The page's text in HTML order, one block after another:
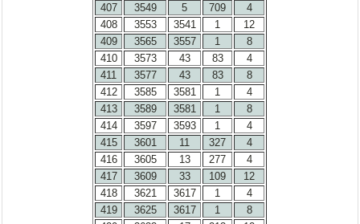
407
3549 5 709
4
408
3553 3541 1
12
409
3565 3557 1
8
410
3573 43 83
4
411
3577 43 83
8
412
3585 3581 1
4
413
3589 3581 1
8
414
3597 3593 1
4
415
3601 11 327
4
416
3605 13 277
4
417
3609 33 109
12
418
3621 3617 1
4
419
3625 3617 1
8